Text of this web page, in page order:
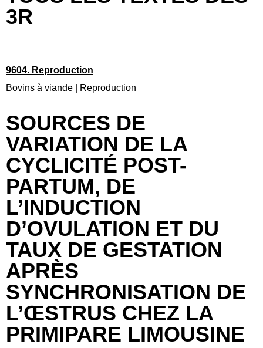
3R
9604. Reproduction
Bovins à viande
Reproduction
SOURCES DE
VARIATION DE LA
CYCLICITÉ POST-
PARTUM, DE
L’INDUCTION
D’OVULATION ET DU
TAUX DE GESTATION
APRÈS
SYNCHRONISATION DE
L’ŒSTRUS CHEZ LA
PRIMIPARE LIMOUSINE